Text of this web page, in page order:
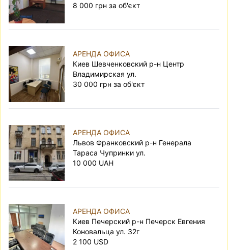
8 000 грн за об'єкт
АРЕНДА ОФИСА
Киев Шевченковский р-н Центр
Владимирская ул.
30 000 грн за об'єкт
АРЕНДА ОФИСА
Львов Франковский р-н Генерала
Тараса Чупринки ул.
10 000 UAH
АРЕНДА ОФИСА
Киев Печерский р-н Печерск Евгения
Коновальца ул. 32г
2 100 USD